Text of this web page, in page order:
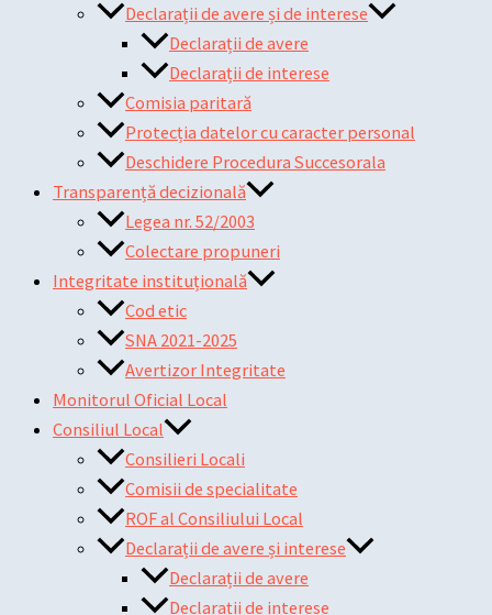
Declarații de avere și de interese
Declarații de avere
Declarații de interese
Comisia paritară
Protecția datelor cu caracter personal
Deschidere Procedura Succesorala
Transparență decizională
Legea nr. 52/2003
Colectare propuneri
Integritate instituțională
Cod etic
SNA 2021-2025
Avertizor Integritate
Monitorul Oficial Local
Consiliul Local
Consilieri Locali
Comisii de specialitate
ROF al Consiliului Local
Declarații de avere și interese
Declarații de avere
Declarații de interese